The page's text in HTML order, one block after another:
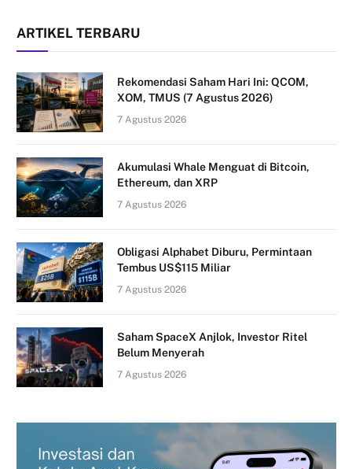
ARTIKEL TERBARU
Rekomendasi Saham Hari Ini: QCOM,
XOM, TMUS (7 Agustus 2026)
7 Agustus 2026
Akumulasi Whale Menguat di Bitcoin,
Ethereum, dan XRP
7 Agustus 2026
Obligasi Alphabet Diburu, Permintaan
Tembus US$115 Miliar
7 Agustus 2026
Saham SpaceX Anjlok, Investor Ritel
Belum Menyerah
7 Agustus 2026